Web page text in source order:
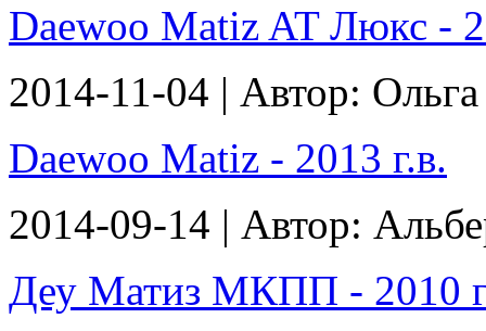
Daewoo Matiz AT Люкс -
2014-11-04 | Автор: Ольга
Daewoo Matiz - 2013 г.в.
2014-09-14 | Автор:
Деу Матиз МКПП - 2010